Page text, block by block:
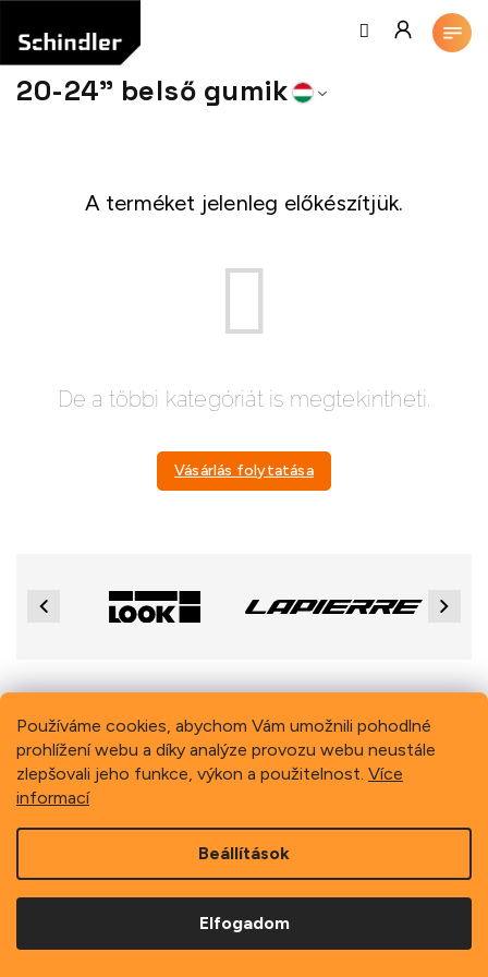
Používáme cookies, abychom Vám umožnili pohodlné
prohlížení webu a díky analýze provozu webu neustále
zlepšovali jeho funkce, výkon a použitelnost. Více
informací
Beállítások
Elfogadom
fő
tartalomhoz
20-24" belső gumik
A terméket jelenleg előkészítjük.
De a többi kategóriát is megtekintheti.
Vásárlás folytatása
Previous Next
L
Copyright 2026Schindler, spol. s r.o.. Minden jog fenntartva.